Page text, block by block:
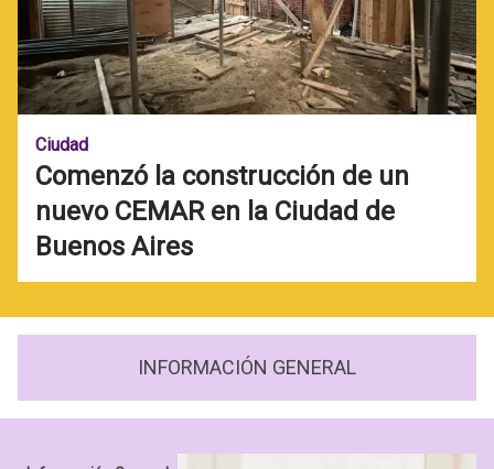
Ciudad
Comenzó la construcción de un
nuevo CEMAR en la Ciudad de
Buenos Aires
INFORMACIÓN GENERAL